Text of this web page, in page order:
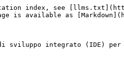
index, see
is available as
sviluppo integrato (IDE) per